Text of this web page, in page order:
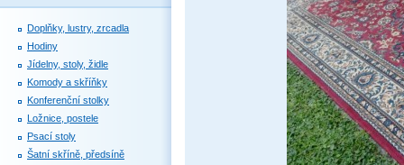
Doplňky, lustry, zrcadla
Hodiny
Jídelny, stoly, židle
Komody a skříňky
Konferenční stolky
Ložnice, postele
Psací stoly
Šatní skříně, předsíně